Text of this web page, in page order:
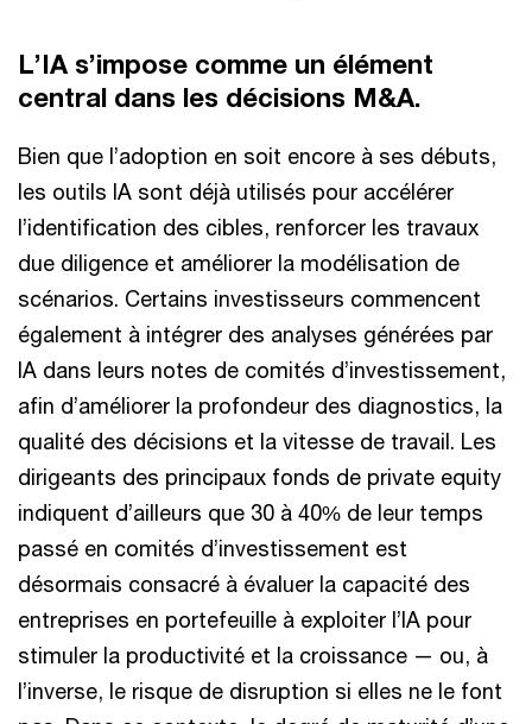
L’IA s’impose comme un élément
central dans les décisions M&A.
Bien que l’adoption en soit encore à ses débuts,
les outils IA sont déjà utilisés pour accélérer
l’identification des cibles, renforcer les travaux
due diligence et améliorer la modélisation de
scénarios. Certains investisseurs commencent
également à intégrer des analyses générées par
IA dans leurs notes de comités d’investissement,
afin d’améliorer la profondeur des diagnostics, la
qualité des décisions et la vitesse de travail. Les
dirigeants des principaux fonds de private equity
indiquent d’ailleurs que 30 à 40% de leur temps
passé en comités d’investissement est
désormais consacré à évaluer la capacité des
entreprises en portefeuille à exploiter l’IA pour
stimuler la productivité et la croissance — ou, à
l’inverse, le risque de disruption si elles ne le font